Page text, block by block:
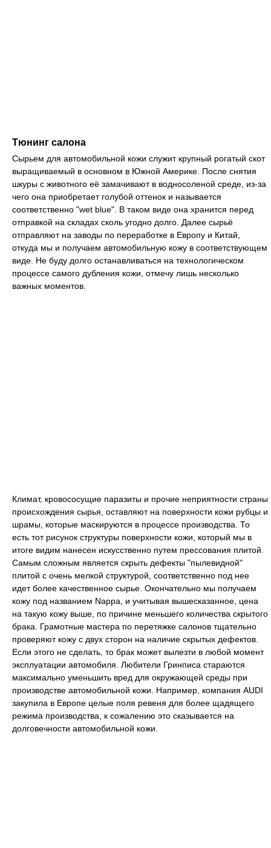
Тюнинг салона
Сырьем для автомобильной кожи служит крупный рогатый скот
выращиваемый в основном в Южной Америке. После снятия
шкуры с животного её замачивают в водносоленой среде, из-за
чего она приобретает голубой оттенок и называется
соответственно "wet blue". В таком виде она хранится перед
отправкой на складах сколь угодно долго. Далее сырьё
отправляют на заводы по переработке в Европу и Китай,
откуда мы и получаем автомобильную кожу в соответствующем
виде. Не буду долго останавливаться на технологическом
процессе самого дубления кожи, отмечу лишь несколько
важных моментов.
Климат, кровососущие паразиты и прочие неприятности страны
происхождения сырья, оставляют на поверхности кожи рубцы и
шрамы, которые маскируются в процессе производства. То
есть тот рисунок структуры поверхности кожи, который мы в
итоге видим нанесен искусственно путем прессования плитой.
Самым сложным является скрыть дефекты "пылевидной"
плитой с очень мелкой структурой, соответственно под нее
идет более качественное сырье. Окончательно мы получаем
кожу под названием Nappa, и учитывая вышесказанное, цена
на такую кожу выше, по причине меньшего количества скрытого
брака. Грамотные мастера по перетяжке салонов тщательно
проверяют кожу с двух сторон на наличие скрытых дефектов.
Если этого не сделать, то брак может вылезти в любой момент
эксплуатации автомобиля. Любители Гринписа стараются
максимально уменьшить вред для окружающей среды при
производстве автомобильной кожи. Например, компания AUDI
закупила в Европе целые поля ревеня для более щадящего
режима производства, к сожалению это сказывается на
долговечности автомобильной кожи.